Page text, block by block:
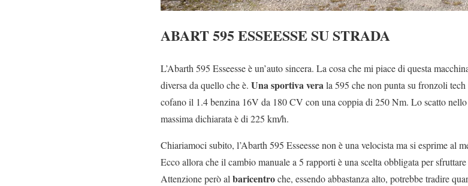
ABART 595 ESSEESSE SU STRADA
L’Abarth 595 Esseesse è un’auto sincera. La cosa che mi piace di questa
diversa da quello che è. Una sportiva vera la 595 che non punta su fronzoli
cofano il 1.4 benzina 16V da 180 CV con una coppia di 250 Nm. Lo scatto
massima dichiarata è di 225 km/h.
Chiariamoci subito, l’Abarth 595 Esseesse non è una velocista ma si esprime al
Ecco allora che il cambio manuale a 5 rapporti è una scelta obbligata per
Attenzione però al baricentroche, essendo abbastanza alto, potrebbe tradire